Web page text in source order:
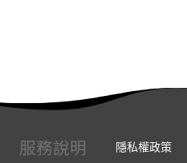
服務說明
隱私權政策